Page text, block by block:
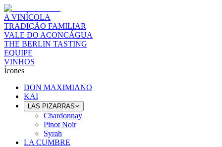
A VINÍCOLA
TRADIÇÃO FAMILIAR
VALE DO ACONCÁGUA
THE BERLIN TASTING
EQUIPE
VINHOS
Ícones
DON MAXIMIANO
KAI
LAS PIZARRAS
Chardonnay
Pinot Noir
Syrah
LA CUMBRE